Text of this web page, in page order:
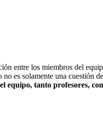
entre los miembros del
es solamente una cuestión
equipo, tanto profesores,